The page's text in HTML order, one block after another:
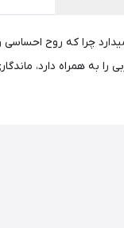
چرا که روح
به همراه دارد،